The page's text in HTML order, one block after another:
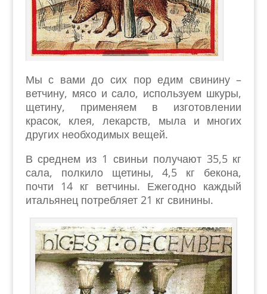
Мы с вами до сих пор едим свинину –
ветчину, мясо и сало, используем шкуры,
щетину, применяем в изготовлении
красок, клея, лекарств, мыла и многих
других необходимых вещей.
В среднем из 1 свиньи получают 35,5 кг
сала, полкило щетины, 4,5 кг бекона,
почти 14 кг ветчины. Ежегодно каждый
итальянец потребляет 21 кг свинины.